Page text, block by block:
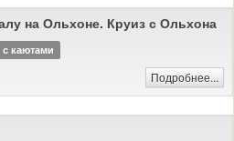
на Ольхоне. Круиз с Ольхона
каютами
Подробнее...